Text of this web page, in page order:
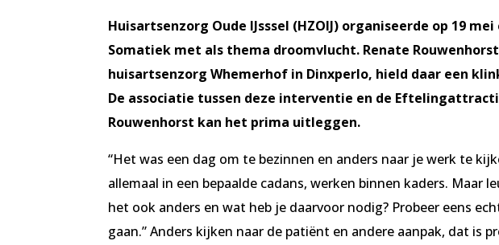
Huisartsenzorg Oude IJsssel (HZOIJ) organiseerde op 19 mei
Somatiek met als thema droomvlucht. Renate
huisartsenzorg Whemerhof in Dinxperlo, hield daar een
De associatie tussen deze interventie en de
Rouwenhorst kan het prima uitleggen.
“Het was een dag om te bezinnen en anders naar je werk te
allemaal in een bepaalde cadans, werken binnen kaders. Maar
het ook anders en wat heb je daarvoor nodig? Probeer eens
gaan.” Anders kijken naar de patiënt en andere aanpak, dat is